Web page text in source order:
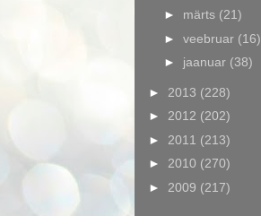
► märts (21)
► veebruar (16)
► jaanuar (38)
► 2013 (228)
► 2012 (202)
► 2011 (213)
► 2010 (270)
► 2009 (217)